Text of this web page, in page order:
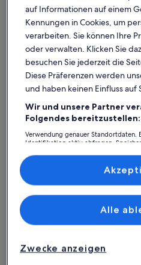
Was spricht
Immer in
Du hast all deine
griffbereit,
Unser Kundenservice
auf Informationen auf einem
Kennungen in Cookies, um
verarbeiten. Sie können Ihre
oder verwalten. Klicken Sie
besuchen Sie jederzeit die
Diese Präferenzen werden
und haben keinen Einfluss auf
Wir und unsere Partner
Folgendes bereitzustellen:
Verwendung genauer Standortdaten.
Identifikation aktiv abfragen.
Inhalte, Messung von Werbeleistung
Zielgruppenforschung sowie
Liste der Partner (Lieferanten)
Zwecke anzeigen
Alle